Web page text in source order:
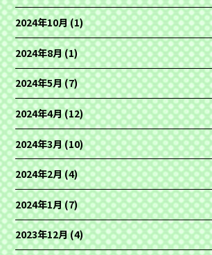
2024年10月(1)
2024年8月(1)
2024年5月(7)
2024年4月(12)
2024年3月(10)
2024年2月(4)
2024年1月(7)
2023年12月(4)